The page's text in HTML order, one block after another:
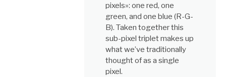
pixels»: one red, one
green, and one blue (R-G-
B). Taken together this
sub-pixel triplet makes up
what we’ve traditionally
thought of as a single
pixel.